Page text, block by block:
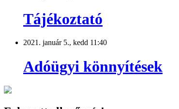
Tájékoztató
2021. január 5., kedd 11:40
Adóügyi könnyítések